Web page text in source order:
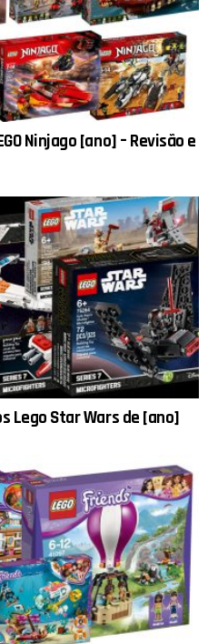
Ninjago [ano] – Revisão e
Lego Star Wars de [ano]